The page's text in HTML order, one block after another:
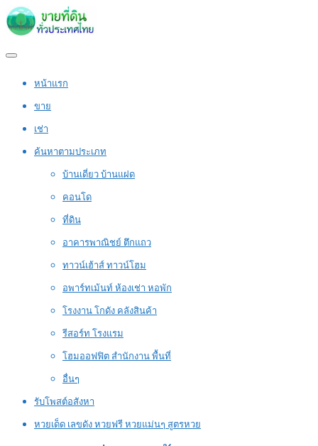
หน้าแรก
ขาย
เช่า
ค้นหาตามประเภท
บ้านเดี่ยว บ้านแฝด
คอนโด
ที่ดิน
อาคารพาณิชย์ ตึกแถว
ทาวน์เฮ้าส์ ทาวน์โฮม
อพาร์ทเม้นท์ ห้องเช่า หอพัก
โรงงาน โกดัง คลังสินค้า
รีสอร์ท โรงแรม
โฮมออฟฟิต สำนักงาน พื้นที่
อื่นๆ
รับโพสต์อสังหา
หวยเด็ด เลขดัง หวยฟรี หวยแม่นๆ สูตรหวย